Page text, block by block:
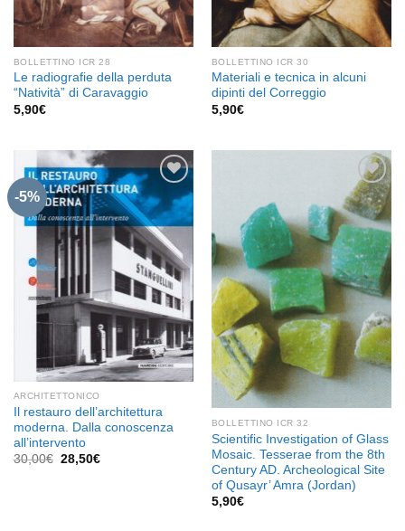
BOLLETTINO ICR 28
Le radiografie della perduta
“Natività” di Caravaggio
5,90€
BOLLETTINO ICR 30
Materiali e tecnica in alcuni
dipinti del Correggio
5,90€
-5%
Aggiungi
alla lista
dei
desideri
ARCHITETTONICO
Il restauro dell’architettura
moderna. Dalla conoscenza
all’intervento
30,00€ Il
28,50€Il
Aggiungi
alla lista
dei
desideri
BOLLETTINO ICR 32
Scientific Investigation of Glass
Mosaic. Tesserae from the 8th
Century AD. Archeological Site
of Qusayr’ Amra (Jordan)
5,90€